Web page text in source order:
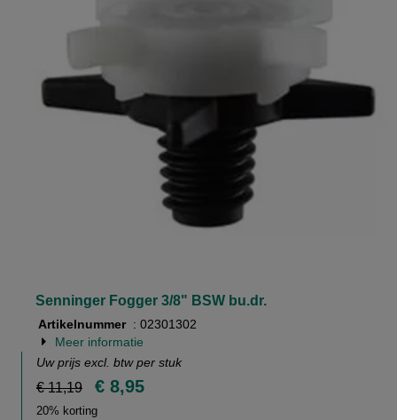
Senninger Fogger 3/8" BSW bu.dr.
Artikelnummer : 02301302
Meer informatie
Uw prijs excl. btw per stuk
€ 11,19 € 8,95
20% korting